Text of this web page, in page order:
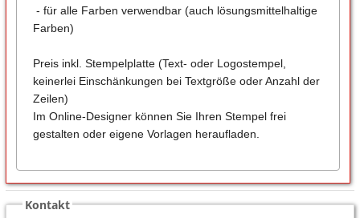
- für alle Farben verwendbar (auch lösungsmittelhaltige
Farben)
Preis inkl. Stempelplatte (Text- oder Logostempel,
keinerlei Einschänkungen bei Textgröße oder Anzahl der
Zeilen)
Im Online-Designer können Sie Ihren Stempel frei
gestalten oder eigene Vorlagen heraufladen.
Kontakt